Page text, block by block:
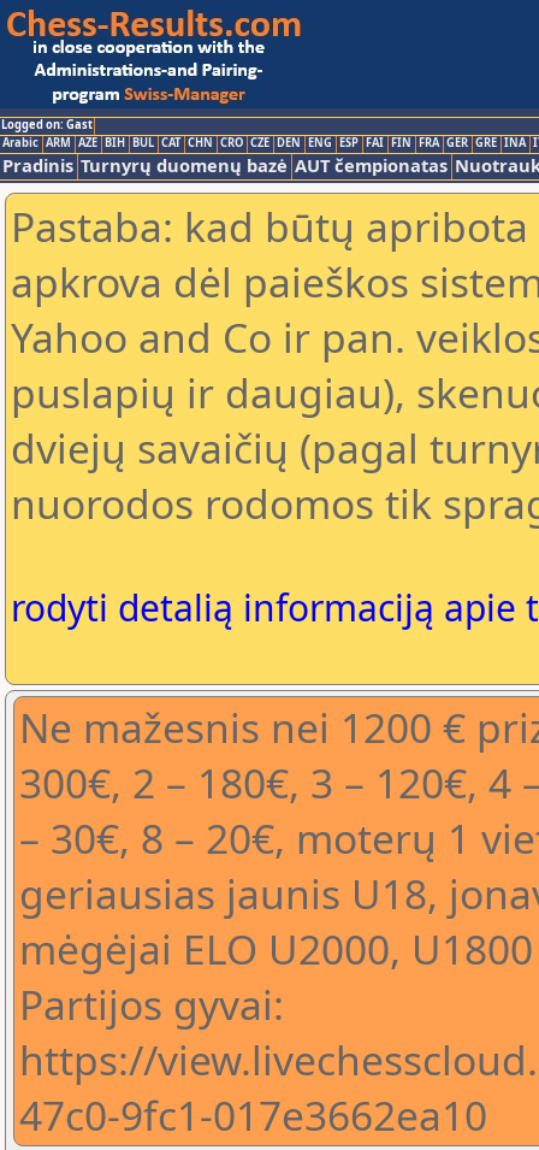
Logged on: Gast
Arabic ARM AZE BIH BUL CAT CHN CRO CZE DEN ENG ESP FAI FIN FRA GER GRE INA
Pradinis Turnyrų duomenų bazė AUT čempionatas
Pastaba: kad būtų
apkrova dėl paieškos
Yahoo and Co ir pan.
puslapių ir daugiau),
dviejų savaičių (pagal
nuorodos rodomos tik
rodyti detalią informaciją apie
Ne mažesnis nei 1200 €
300€, 2 – 180€, 3 – 120€, 4
– 30€, 8 – 20€, moterų 1
geriausias jaunis U18,
mėgėjai ELO U2000,
Partijos gyvai:
https://
47c0-9fc1-017e3662ea10